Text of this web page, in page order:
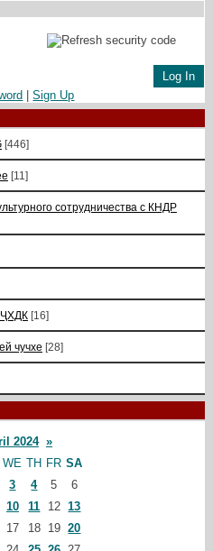
|Sign Up
[446]
[11]
сотрудничества с КНДР
ҶХДК [16]
чучхе [28]
2024 »
WE TH FR SA
3 4 5
6
10 11 12 13
17 18 19 20